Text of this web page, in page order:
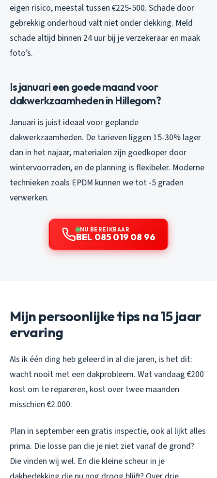
eigen risico, meestal tussen €225-500. Schade door
gebrekkig onderhoud valt niet onder dekking. Meld
schade altijd binnen 24 uur bij je verzekeraar en maak
foto’s.
Is januari een goede maand voor
dakwerkzaamheden in Hillegom?
Januari is juist ideaal voor geplande
dakwerkzaamheden. De tarieven liggen 15-30% lager
dan in het najaar, materialen zijn goedkoper door
wintervoorraden, en de planning is flexibeler. Moderne
technieken zoals EPDM kunnen we tot -5 graden
verwerken.
NU BEREIKBAAR
BEL 085 019 08 96
Mijn persoonlijke tips na 15 jaar
ervaring
Als ik één ding heb geleerd in al die jaren, is het dit:
wacht nooit met een dakprobleem. Wat vandaag €200
kost om te repareren, kost over twee maanden
misschien €2.000.
Plan in september een gratis inspectie, ook al lijkt alles
prima. Die losse pan die je niet ziet vanaf de grond?
Die vinden wij wel. En die kleine scheur in je